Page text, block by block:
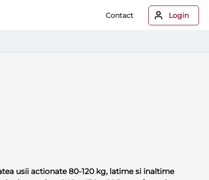
Contact Login
usii actionate 80-120 kg, latime si inaltime